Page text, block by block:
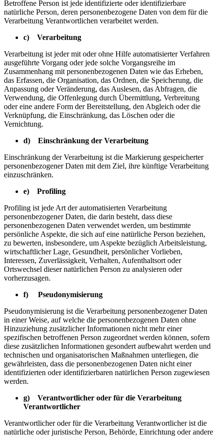
Betroffene Person ist jede identifizierte oder identifizierbare
natürliche Person, deren personenbezogene Daten von dem für die
Verarbeitung Verantwortlichen verarbeitet werden.
c) Verarbeitung
Verarbeitung ist jeder mit oder ohne Hilfe automatisierter Verfahren
ausgeführte Vorgang oder jede solche Vorgangsreihe im
Zusammenhang mit personenbezogenen Daten wie das Erheben,
das Erfassen, die Organisation, das Ordnen, die Speicherung, die
Anpassung oder Veränderung, das Auslesen, das Abfragen, die
Verwendung, die Offenlegung durch Übermittlung, Verbreitung
oder eine andere Form der Bereitstellung, den Abgleich oder die
Verknüpfung, die Einschränkung, das Löschen oder die
Vernichtung.
d) Einschränkung der Verarbeitung
Einschränkung der Verarbeitung ist die Markierung gespeicherter
personenbezogener Daten mit dem Ziel, ihre künftige Verarbeitung
einzuschränken.
e) Profiling
Profiling ist jede Art der automatisierten Verarbeitung
personenbezogener Daten, die darin besteht, dass diese
personenbezogenen Daten verwendet werden, um bestimmte
persönliche Aspekte, die sich auf eine natürliche Person beziehen,
zu bewerten, insbesondere, um Aspekte bezüglich Arbeitsleistung,
wirtschaftlicher Lage, Gesundheit, persönlicher Vorlieben,
Interessen, Zuverlässigkeit, Verhalten, Aufenthaltsort oder
Ortswechsel dieser natürlichen Person zu analysieren oder
vorherzusagen.
f) Pseudonymisierung
Pseudonymisierung ist die Verarbeitung personenbezogener Daten
in einer Weise, auf welche die personenbezogenen Daten ohne
Hinzuziehung zusätzlicher Informationen nicht mehr einer
spezifischen betroffenen Person zugeordnet werden können, sofern
diese zusätzlichen Informationen gesondert aufbewahrt werden und
technischen und organisatorischen Maßnahmen unterliegen, die
gewährleisten, dass die personenbezogenen Daten nicht einer
identifizierten oder identifizierbaren natürlichen Person zugewiesen
werden.
g) Verantwortlicher oder für die Verarbeitung
Verantwortlicher
Verantwortlicher oder für die Verarbeitung Verantwortlicher ist die
natürliche oder juristische Person, Behörde, Einrichtung oder andere